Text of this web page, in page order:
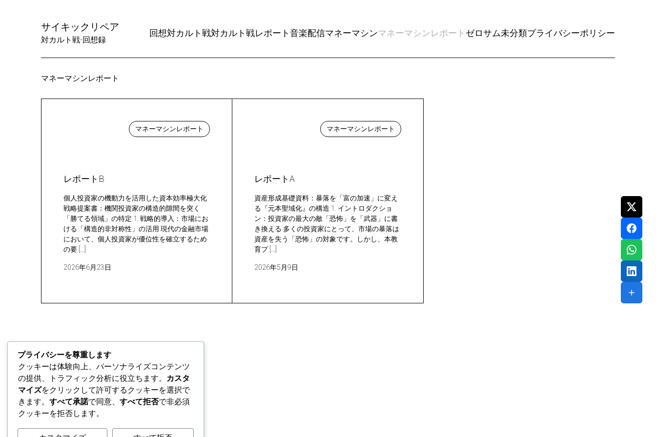
サイキックリペア
対カルト戦-回想録
回想対カルト戦対カルト戦レポート音楽配信マネーマシンマネーマシンレポート ゼロサム未分類プライバシーポリシー
マネーマシンレポート
レポートB
マネーマシンレポート
個人投資家の機動力を活用した資本効率極大化
戦略提案書：機関投資家の構造的隙間を突く
「勝てる領域」の特定 1. 戦略的導入：市場にお
ける「構造的非対称性」の活用 現代の金融市場
において、個人投資家が優位性を確立するため
の要 […]
2026年6月23日
レポートA
マネーマシンレポート
資産形成基礎資料：暴落を「富の加速」に変え
る『元本聖域化』の構造 1. イントロダクショ
ン：投資家の最大の敵「恐怖」を「武器」に書
き換える 多くの投資家にとって、市場の暴落は
資産を失う「恐怖」の対象です。しかし、本教
育プ […]
2026年5月9日
プライバシーを尊重します
クッキーは体験向上、パーソナライズコンテンツ
の提供、トラフィック分析に役立ちます。 カスタ
マイズをクリックして許可するクッキーを選択で
きます。 すべて承諾で同意、 すべて拒否で非必須
クッキーを拒否します。